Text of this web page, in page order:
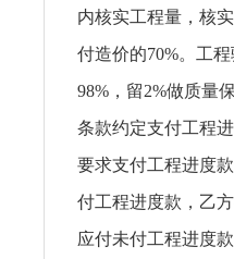
内核实工程量，核
付造价的70%。工
98%，留2%做质量
条款约定支付工程
要求支付工程进度
付工程进度款，乙
应付未付工程进度